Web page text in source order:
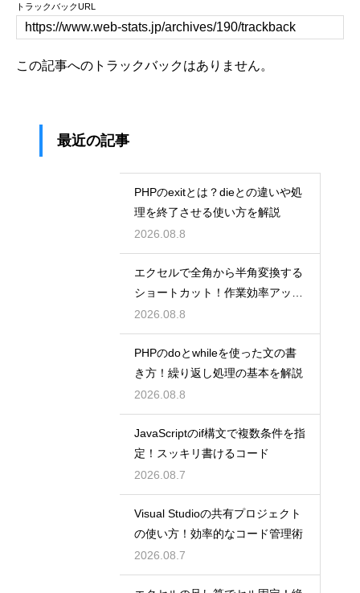
トラックバックURL
この記事へのトラックバックはありません。
最近の記事
PHPのexitとは？dieとの違いや処
理を終了させる使い方を解説
2026.08.8
エクセルで全角から半角変換する
ショートカット！作業効率アップ
術
2026.08.8
PHPのdoとwhileを使った文の書
き方！繰り返し処理の基本を解説
2026.08.8
JavaScriptのif構文で複数条件を指
定！スッキリ書けるコード
2026.08.7
Visual Studioの共有プロジェクト
の使い方！効率的なコード管理術
2026.08.7